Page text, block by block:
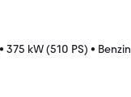
• 375 kW (510 PS) • Benzin